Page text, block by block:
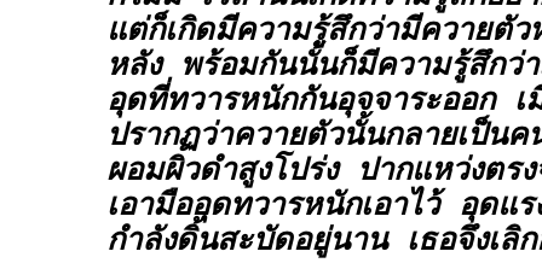
แต่ก็เกิดมีความรู้สึกว่ามีควายตัว
หลัง พร้อมกันนั้นก็มีความรู้สึกว่
อุดที่ทวารหนักกันอุจจาระออก เ
ปรากฏว่าควายตัวนั้นกลายเป็นค
ผอมผิวดำสูงโปร่ง ปากแหว่งตร
เอามืออุดทวารหนักเอาไว้ อุดแ
กำลังดิ้นสะบัดอยู่นาน เธอจึงเลิ